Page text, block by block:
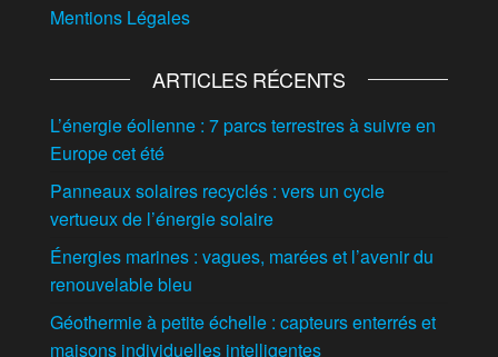
Mentions Légales
ARTICLES RÉCENTS
L’énergie éolienne : 7 parcs terrestres à suivre en
Europe cet été
Panneaux solaires recyclés : vers un cycle
vertueux de l’énergie solaire
Énergies marines : vagues, marées et l’avenir du
renouvelable bleu
Géothermie à petite échelle : capteurs enterrés et
maisons individuelles intelligentes